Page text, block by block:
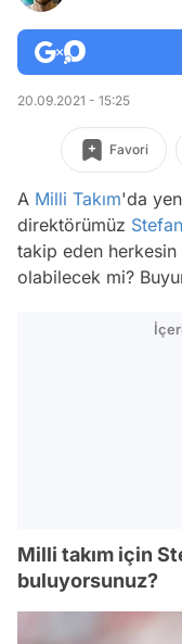
20.09.2021 - 15:25
Favori
A Milli Takım'da
direktörümüz
takip eden herkesin
olabilecek mi?
Milli takım için
buluyorsunuz?